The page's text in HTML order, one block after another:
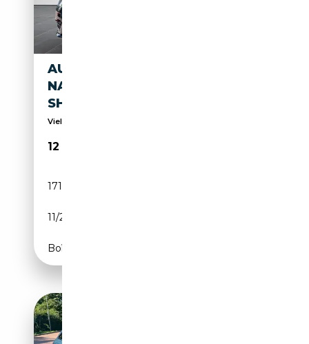
AUDI A4 AVANT QUATTRO
NAVI*KLIMA*PDC*XENON*LED*
SHZ*
Viel Auto für Wenig Geld / wir sind immer für sie ...
12 990€
171 400 km
11/2014
Boîte manuelle